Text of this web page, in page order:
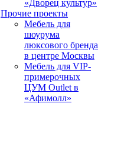
«Дворец культур»
Прочие проекты
Мебель для
шоурума
люксового бренда
в центре Москвы
Мебель для VIP-
примерочных
ЦУМ Outlet в
«Афимолл»